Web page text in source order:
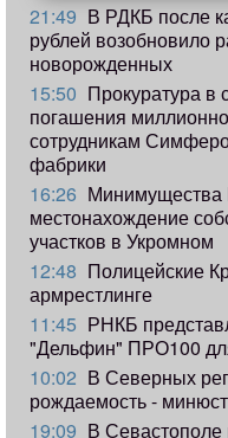
21:49 В РДКБ после
рублей возобновило
новорожденных
15:50 Прокуратура в
погашения
сотрудникам
фабрики
16:26 Минимущества
местонахождение
участков в Укромном
12:48 Полицейские
армрестлинге
11:45 РНКБ
"Дельфин" ПРО100
10:02 В Северных
рождаемость -
19:09 В Севастополе